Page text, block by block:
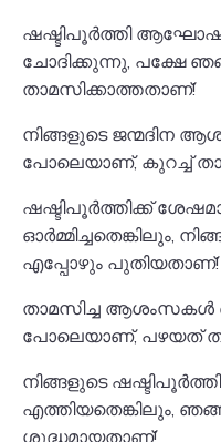
ഷഷ്ടിപൂർത്തി
ചോദിക്കുന്നു, പക്ഷേ
താമസിക്കാത്തതാണ്!
നിങ്ങളുടെ ജന്മദിന
പോലെയാണ്, കുറച്ച്
ഷഷ്ടിപൂർത്തിക്ക്
ഓർമ്മിച്ചതെങ്കിലും,
എപ്പോഴും പുതിയതാണ്!
താമസിച്ച
പോലെയാണ്, പഴയത്
നിങ്ങളുടെ
എത്തിയതെങ്കിലും,
ശുദ്ധമായതാണ്!